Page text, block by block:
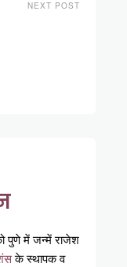
NEXT POST
पुणे में जन्में राजेश
के स्थापक व